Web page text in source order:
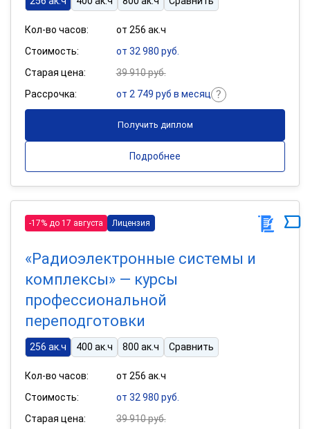
Кол-во часов:
от 256 ак.ч
Стоимость:
от 32 980 руб.
Старая цена:
39 910 руб.
Рассрочка:
от 2 749 руб в месяц
Получить диплом
Подробнее
-17% до 17 августа Лицензия
«Радиоэлектронные системы и
комплексы» — курсы
профессиональной
переподготовки
256 ак.ч 400 ак.ч 800 ак.ч Сравнить
Кол-во часов:
от 256 ак.ч
Стоимость:
от 32 980 руб.
Старая цена:
39 910 руб.